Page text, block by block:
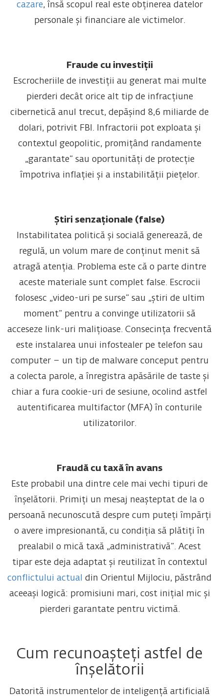
cazare, însă scopul real este obținerea datelor
personale și financiare ale victimelor.
Fraude cu investiții
Escrocheriile de investiții au generat mai multe
pierderi decât orice alt tip de infracțiune
cibernetică anul trecut, depășind 8,6 miliarde de
dolari, potrivit FBI. Infractorii pot exploata și
contextul geopolitic, promițând randamente
„garantate” sau oportunități de protecție
împotriva inflației și a instabilității piețelor.
Știri senzaționale (false)
Instabilitatea politică și socială generează, de
regulă, un volum mare de conținut menit să
atragă atenția. Problema este că o parte dintre
aceste materiale sunt complet false. Escrocii
folosesc „video-uri pe surse” sau „știri de ultim
moment” pentru a convinge utilizatorii să
acceseze link-uri malițioase. Consecința frecventă
este instalarea unui infostealer pe telefon sau
computer – un tip de malware conceput pentru
a colecta parole, a înregistra apăsările de taste și
chiar a fura cookie-uri de sesiune, ocolind astfel
autentificarea multifactor (MFA) în conturile
utilizatorilor.
Fraudă cu taxă în avans
Este probabil una dintre cele mai vechi tipuri de
înșelătorii. Primiți un mesaj neașteptat de la o
persoană necunoscută despre cum puteți împărți
o avere impresionantă, cu condiția să plătiți în
prealabil o mică taxă „administrativă”. Acest
tipar este deja adaptat și reutilizat în contextul
conflictului actual din Orientul Mijlociu, păstrând
aceeași logică: promisiuni mari, cost inițial mic și
pierderi garantate pentru victimă.
Cum recunoașteți astfel de
înșelătorii
Datorită instrumentelor de inteligență artificială